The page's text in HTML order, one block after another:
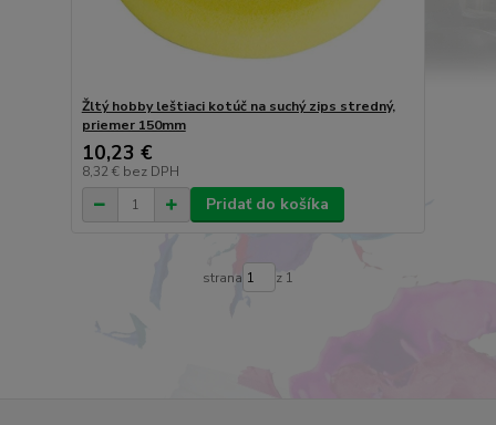
Žltý hobby leštiaci kotúč na suchý zips stredný,
priemer 150mm
10,23 €
8,32 € bez DPH
Pridať do košíka
strana z 1